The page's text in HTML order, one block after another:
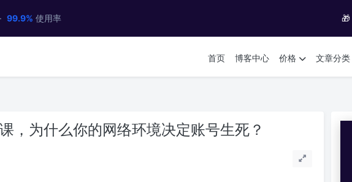
99.9% 使用率 🎁
首页 博客中心 价格 文章分类
，为什么你的网络环境决定账号生死？